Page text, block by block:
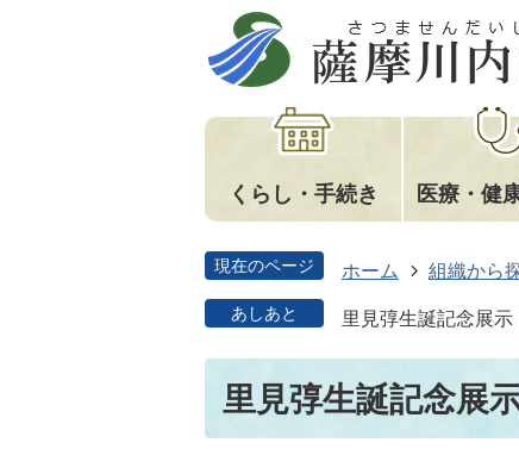
くらし・手続き 医療・健
現在のページ ホーム 組織から
あしあと 里見弴生誕記念展示
里見弴生誕記念展